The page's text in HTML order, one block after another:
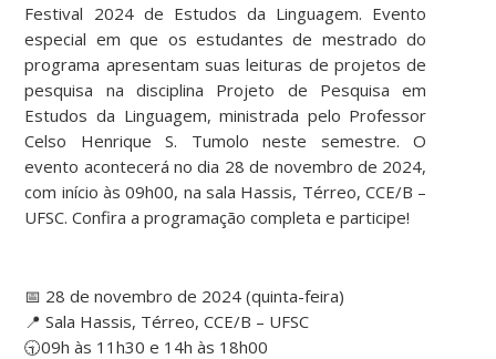
Festival 2024 de Estudos da Linguagem. Evento
especial em que os estudantes de mestrado do
programa apresentam suas leituras de projetos de
pesquisa na disciplina Projeto de Pesquisa em
Estudos da Linguagem, ministrada pelo Professor
Celso Henrique S. Tumolo neste semestre. O
evento acontecerá no dia 28 de novembro de 2024,
com início às 09h00, na sala Hassis, Térreo, CCE/B –
UFSC. Confira a programação completa e participe!
📅 28 de novembro de 2024 (quinta-feira)
📍 Sala Hassis, Térreo, CCE/B – UFSC
🕤09h às 11h30 e 14h às 18h00